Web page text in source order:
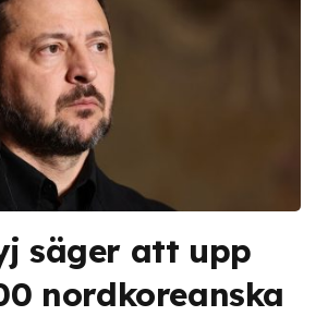
säger att upp
nordkoreanska